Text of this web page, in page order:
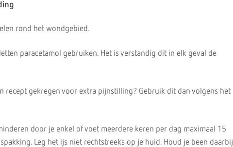
rond het wondgebied.
paracetamol gebruiken. Het is verstandig dit in elk geval de
recept gekregen voor extra pijnstilling? Gebruik dit dan volgens het
door je enkel of voet meerdere keren per dag maximaal 15
Leg het ijs niet rechtstreeks op je huid. Houd je been daarbij